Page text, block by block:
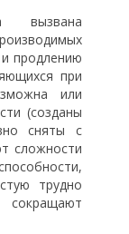
вызвана
продлению
при
или
(созданы
сняты с
сложности
трудно
сокращают